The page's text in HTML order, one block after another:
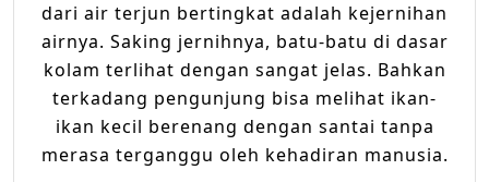
dari air terjun bertingkat adalah kejernihan
airnya. Saking jernihnya, batu-batu di dasar
kolam terlihat dengan sangat jelas. Bahkan
terkadang pengunjung bisa melihat ikan-
ikan kecil berenang dengan santai tanpa
merasa terganggu oleh kehadiran manusia.